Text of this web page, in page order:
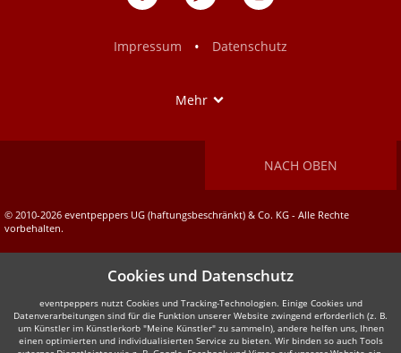
Impressum
• Datenschutz
Mehr
NACH OBEN
© 2010-2026 eventpeppers UG (haftungsbeschränkt) & Co. KG - Alle Rechte
vorbehalten.
Cookies und Datenschutz
eventpeppers nutzt Cookies und Tracking-Technologien. Einige Cookies und
Datenverarbeitungen sind für die Funktion unserer Website zwingend erforderlich (z. B.
um Künstler im Künstlerkorb "Meine Künstler" zu sammeln), andere helfen uns, Ihnen
einen optimierten und individualisierten Service zu bieten. Wir binden so auch Tools